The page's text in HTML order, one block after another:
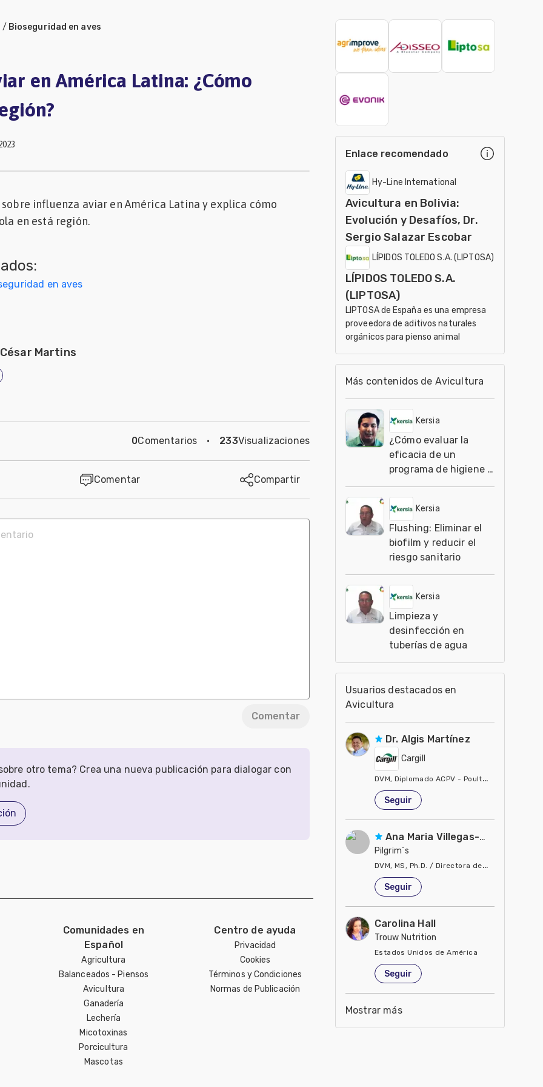
/ Bioseguridad en aves
en América Latina: ¿Cómo
influenza aviar en América Latina y explica cómo
en está región.
en aves
Martins
0Comentarios · 233Visualizaciones
Comentar Compartir
Comentar
otro tema? Crea una nueva publicación para dialogar con
Comunidades en
Español
Agricultura
Balanceados - Piensos
Avicultura
Ganadería
Lechería
Micotoxinas
Porcicultura
Mascotas
Centro de ayuda
Privacidad
Cookies
Términos y Condiciones
Normas de Publicación
Enlace recomendado
Hy-Line International
Avicultura en Bolivia:
Evolución y Desafíos, Dr.
Sergio Salazar Escobar
LÍPIDOS TOLEDO S.A. (LIPTOSA)
LÍPIDOS TOLEDO S.A.
(LIPTOSA)
LIPTOSA de España es una empresa
proveedora de aditivos naturales
orgánicos para pienso animal
Más contenidos de Avicultura
Kersia
¿Cómo evaluar la
eficacia de un
programa de higiene y
desinfección?
Kersia
Flushing: Eliminar el
biofilm y reducir el
riesgo sanitario
Kersia
Limpieza y
desinfección en
tuberías de agua
Usuarios destacados en
Avicultura
Dr. Algis Martínez
Cargill
DVM, Diplomado ACPV - Poultry Veterinarian
Estados Unidos de América
Seguir
Ana Maria Villegas-Gamble
Pilgrim´s
DVM, MS, Ph.D. / Directora de Nutrición
Estados Unidos de América
Seguir
Carolina Hall
Trouw Nutrition
Estados Unidos de América
Seguir
Mostrar más